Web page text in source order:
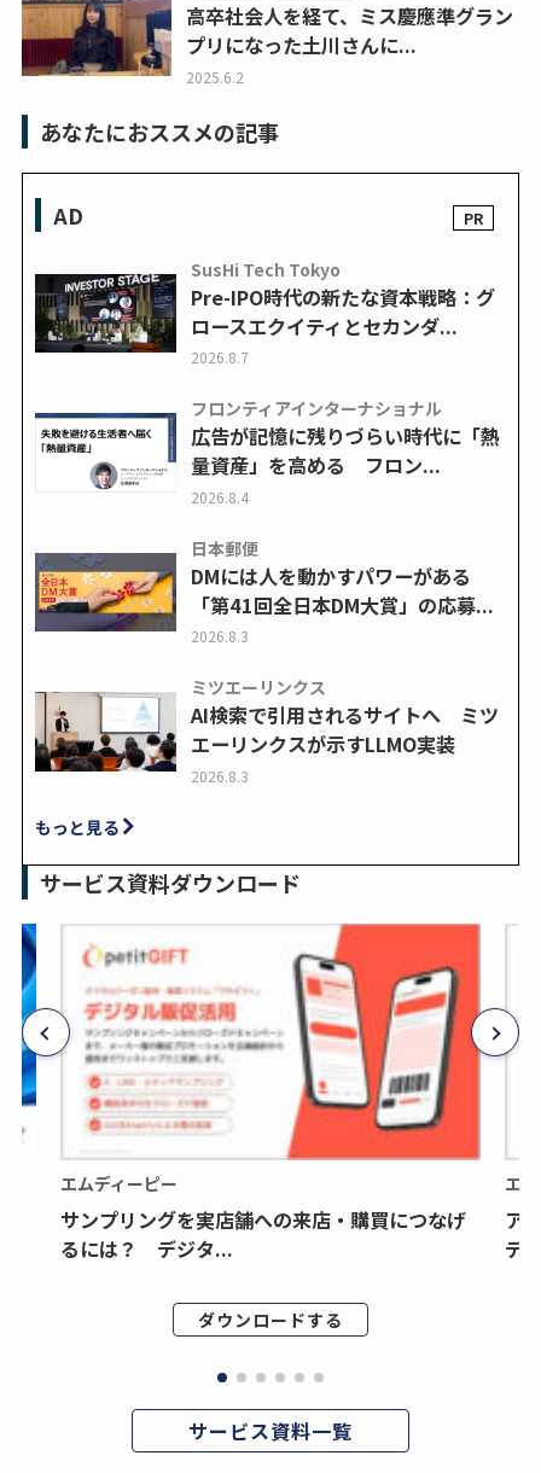
高卒社会人を経て、ミス慶應準グラン
プリになった土川さんに...
2025.6.2
あなたにおススメの記事
AD
SusHi Tech Tokyo
Pre-IPO時代の新たな資本戦略：グ
ロースエクイティとセカンダ...
2026.8.7
フロンティアインターナショナル
広告が記憶に残りづらい時代に「熱
量資産」を高める フロン...
2026.8.4
日本郵便
DMには人を動かすパワーがある
「第41回全日本DM大賞」の応募...
2026.8.3
ミツエーリンクス
AI検索で引用されるサイトへ ミツ
エーリンクスが示すLLMO実装
2026.8.3
もっと見る
サービス資料ダウンロード
エムディーピー
サンプリングを実店舗への来店・購買につなげ
るには？ デジタ...
ダウンロードする
エ
ア
デ
サービス資料一覧